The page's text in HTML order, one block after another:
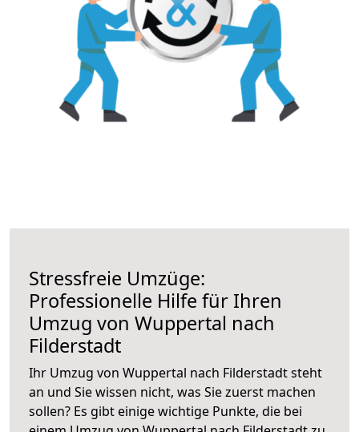
Stressfreie Umzüge:
Professionelle Hilfe für Ihren
Umzug von Wuppertal nach
Filderstadt
Ihr Umzug von Wuppertal nach Filderstadt steht
an und Sie wissen nicht, was Sie zuerst machen
sollen? Es gibt einige wichtige Punkte, die bei